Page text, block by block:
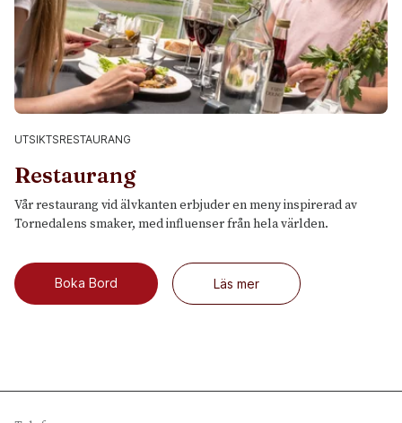
UTSIKTSRESTAURANG
Restaurang
Vår restaurang vid älvkanten erbjuder en meny inspirerad av
Tornedalens smaker, med influenser från hela världen.
Boka Bord Läs mer